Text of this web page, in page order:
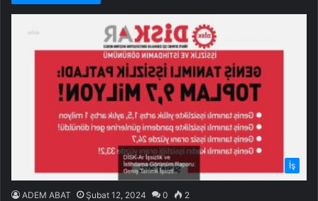
İş
ADEM ABAT Şubat 12, 2024 0 2